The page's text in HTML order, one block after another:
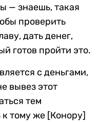
— знаешь, такая
проверить
дать денег,
готов пройти это.
с деньгами,
вывез этот
тем
тому же [Конору]